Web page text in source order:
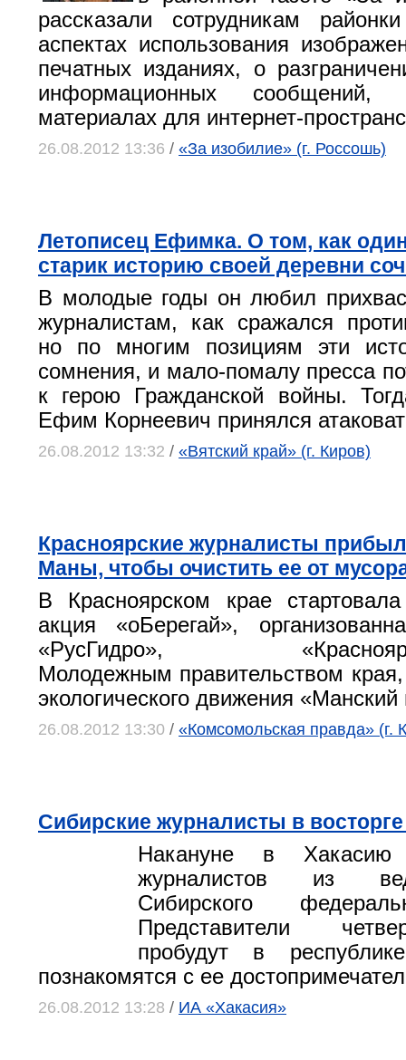
рассказали сотрудникам
аспектах использования
печатных изданиях, о
информационных
материалах для интернет-
26.08.2012 13:36 / «За изобилие» (г. Россошь)
Летописец Ефимка. О том, как
старик историю своей деревни
В молодые годы он любил
журналистам, как сражался
но по многим позициям эти
сомнения, и мало-помалу пресса
к герою Гражданской войны.
Ефим Корнеевич принялся
26.08.2012 13:32 / «Вятский край» (г. Киров)
Красноярские журналисты
Маны, чтобы очистить ее от
В Красноярском крае стартовала
акция «оБерегай»,
«РусГидро»,
Молодежным правительством
экологического движения «Манский
26.08.2012 13:30 / «Комсомольская правда» (г.
Сибирские журналисты в восторге
Накануне в
журналистов из
Сибирского
Представители
пробудут в
познакомятся с ее
26.08.2012 13:28 / ИА «Хакасия»